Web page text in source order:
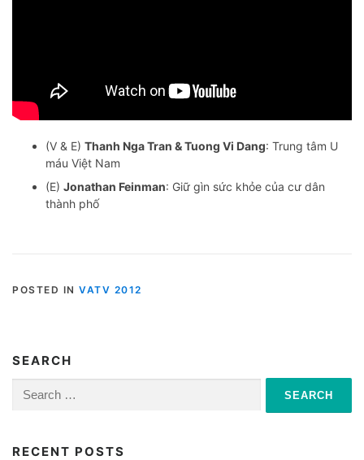
(V & E) Thanh Nga Tran & Tuong Vi Dang: Trung tâm U
máu Việt Nam
(E) Jonathan Feinman: Giữ gìn sức khỏe của cư dân
thành phố
POSTED IN VATV 2012
SEARCH
for:
RECENT POSTS